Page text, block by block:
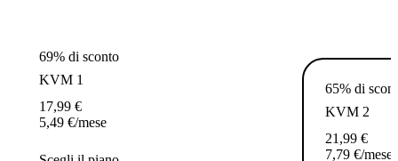
69% di sconto
KVM 1
17,99 €
5,49 €/mese
65% di
KVM 2
21,99 €
7,79 €/mese